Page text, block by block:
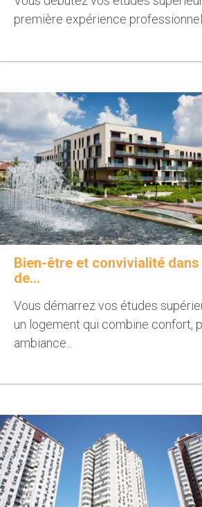
première expérience
Bien-être et convivialité
de...
Vous démarrez vos études
un logement qui combine confort,
ambiance...